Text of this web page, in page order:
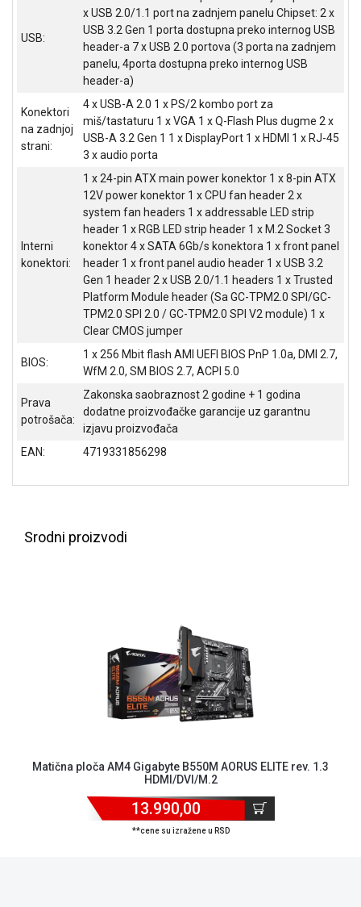
Opšti
USB:
x USB 2.0/1.1 port na zadnjem panelu Chipset: 2 x
USB 3.2 Gen 1 porta dostupna preko internog USB
header-a 7 x USB 2.0 portova (3 porta na zadnjem
panelu, 4porta dostupna preko internog USB
header-a)
Konektori
na zadnjoj
strani:
4 x USB-A 2.0 1 x PS/2 kombo port za
miš/tastaturu 1 x VGA 1 x Q-Flash Plus dugme 2 x
USB-A 3.2 Gen 1 1 x DisplayPort 1 x HDMI 1 x RJ-45
3 x audio porta
Interni
konektori:
1 x 24-pin ATX main power konektor 1 x 8-pin ATX
12V power konektor 1 x CPU fan header 2 x
system fan headers 1 x addressable LED strip
header 1 x RGB LED strip header 1 x M.2 Socket 3
konektor 4 x SATA 6Gb/s konektora 1 x front panel
header 1 x front panel audio header 1 x USB 3.2
Gen 1 header 2 x USB 2.0/1.1 headers 1 x Trusted
Platform Module header (Sa GC-TPM2.0 SPI/GC-
TPM2.0 SPI 2.0 / GC-TPM2.0 SPI V2 module) 1 x
Clear CMOS jumper
BIOS:
1 x 256 Mbit flash AMI UEFI BIOS PnP 1.0a, DMI 2.7,
WfM 2.0, SM BIOS 2.7, ACPI 5.0
Prava
potrošača:
Zakonska saobraznost 2 godine + 1 godina
dodatne proizvođačke garancije uz garantnu
izjavu proizvođača
EAN:
4719331856298
Srodni proizvodi
Matična ploča AM4 Gigabyte B550M AORUS ELITE rev. 1.3
HDMI/DVI/M.2
13.990,00
**cene su izražene u RSD